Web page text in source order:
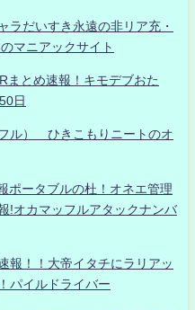
ラだいすき永遠の非リア充・
マニアックサイト
まとめ速報！キモデブおた
日
ル） ひきこもりニートのオ
ポータブルの杜！オネエ管理
!オカマッフルアタックナンバ
報！！大帝イタチにラリアッ
パイルドライバー